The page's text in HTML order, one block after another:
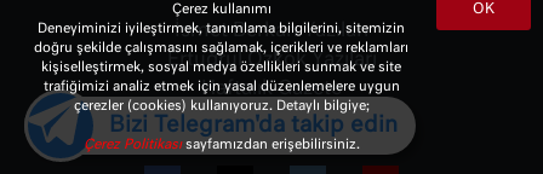
İsmet Berkan Yazıları
Ertuğrul Özkök Yazıları
Haftalık Gazete
OK
Çerez kullanımı
Deneyiminizi iyileştirmek, tanımlama bilgilerini, sitemizin
doğru şekilde çalışmasını sağlamak, içerikleri ve reklamları
kişiselleştirmek, sosyal medya özellikleri sunmak ve site
trafiğimizi analiz etmek için yasal düzenlemelere uygun
çerezler (cookies) kullanıyoruz. Detaylı bilgiye;
Çerez Politikasısayfamızdan erişebilirsiniz.
Bizi Telegram'da takip edin